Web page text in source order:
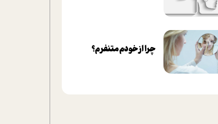
چرا از خودم متنفرم؟